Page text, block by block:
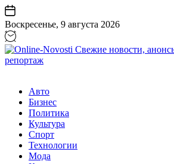
Перейти
к
содержанию
Воскресенье, 9 августа 2026
Свежие
новости,
анонсы,
интервью,
репортаж
Авто
Бизнес
Политика
Культура
Спорт
Технологии
Мода